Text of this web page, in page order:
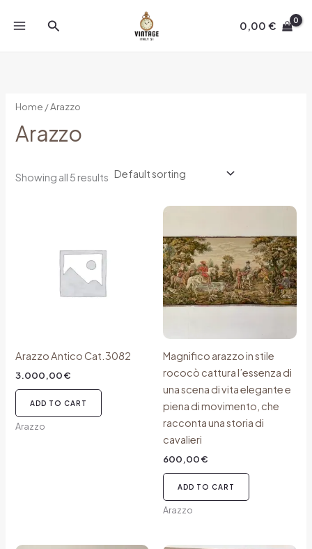
Search 0,00€
Home / Arazzo
Arazzo
Showing all 5 results
Arazzo Antico Cat.3082
3.000,00€
ADD TO CART
Arazzo
Magnifico arazzo in stile
rococò cattura l’essenza di
una scena di vita elegante e
piena di movimento, che
racconta una storia di
cavalieri
600,00€
ADD TO CART
Arazzo